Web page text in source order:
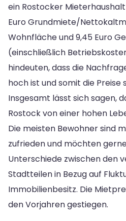
ein Rostocker
Euro Grundmiete/
Wohnfläche und 9,45 Euro
(einschließlich
hindeuten, dass die
hoch ist und somit die Preise
Insgesamt lässt sich sagen,
Rostock von einer hohen
Die meisten Bewohner sind
zufrieden und möchten
Unterschiede zwischen den
Stadtteilen in Bezug auf
Immobilienbesitz. Die
den Vorjahren gestiegen.